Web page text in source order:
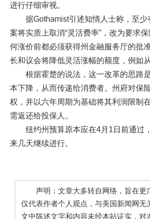
进行仔细审视。
据Gothamist引述知情人士称，至
案将实质上取消“灵活费率”，改为要求
何涨价前都必须获得州金融服务厅的批
长和议会将降低灵活涨幅的额度，例如
根据霍楚的说法，这一改革的思路
本下降，从而传递给消费者。州府对保
权，并以六年周期为基础将其利润限制
需返还给投保人。
纽约州预算原本应在4月1日前通过
来几天继续进行。
声明：文章大多转自网络，旨在更
仅代表作者个人观点，与美国新闻网无
文中陈述文字和内容未经本站证实，对